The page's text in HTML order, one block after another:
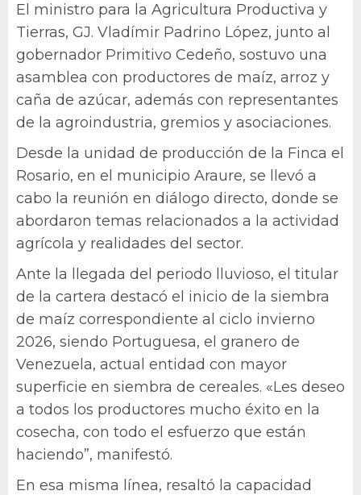
El ministro para la Agricultura Productiva y
Tierras, GJ. Vladímir Padrino López, junto al
gobernador Primitivo Cedeño, sostuvo una
asamblea con productores de maíz, arroz y
caña de azúcar, además con representantes
de la agroindustria, gremios y asociaciones.
Desde la unidad de producción de la Finca el
Rosario, en el municipio Araure, se llevó a
cabo la reunión en diálogo directo, donde se
abordaron temas relacionados a la actividad
agrícola y realidades del sector.
Ante la llegada del periodo lluvioso, el titular
de la cartera destacó el inicio de la siembra
de maíz correspondiente al ciclo invierno
2026, siendo Portuguesa, el granero de
Venezuela, actual entidad con mayor
superficie en siembra de cereales. «Les deseo
a todos los productores mucho éxito en la
cosecha, con todo el esfuerzo que están
haciendo”, manifestó.
En esa misma línea, resaltó la capacidad